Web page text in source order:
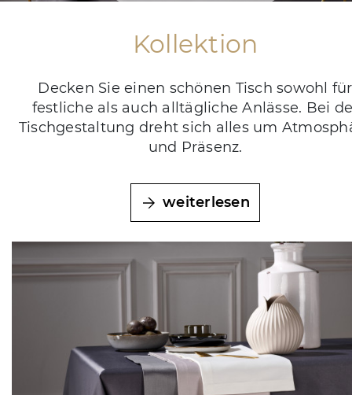
Kollektion
Decken Sie einen schönen Tisch sowohl für
festliche als auch alltägliche Anlässe. Bei
Tischgestaltung dreht sich alles um
und Präsenz.
weiterlesen